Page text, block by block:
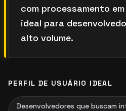
com processamento em
ideal para
alto volume.
PERFIL DE USUÁRIO IDEAL
Desenvolvedores que buscam